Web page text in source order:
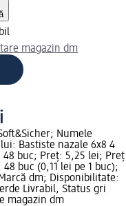
magazin dm
Numele
Bastiste nazale 6x8 4
buc; Preț: 5,25 lei; Preț
48 buc (0,11 lei pe 1 buc);
dm; Disponibilitate:
Livrabil, Status gri
magazin dm